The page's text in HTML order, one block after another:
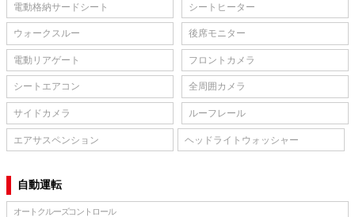
電動格納サードシート シートヒーター
ウォークスルー 後席モニター
電動リアゲート フロントカメラ
シートエアコン 全周囲カメラ
サイドカメラ ルーフレール
エアサスペンション ヘッドライトウォッシャー
自動運転
オートクルーズコントロール